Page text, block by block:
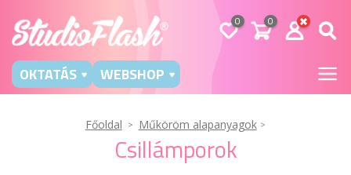
0 0
OKTATÁS WEBSHOP
Főoldal Műköröm alapanyagok
Csillámporok